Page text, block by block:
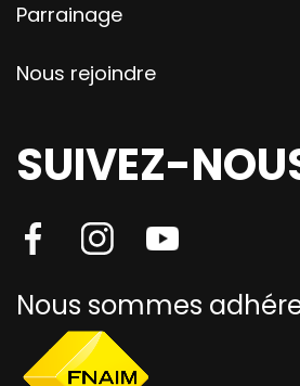
Parrainage
Nous rejoindre
SUIVEZ-
Nous sommes